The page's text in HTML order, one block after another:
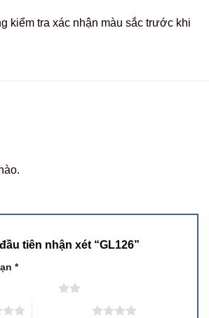
kiểm tra xác nhận màu sắc trước khi
tiên nhận xét “GL126”
*